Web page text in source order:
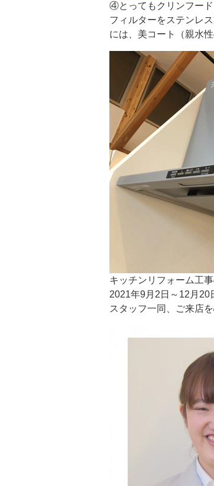
④とってもクリンフード
フィルターをステンレ
には、美コート（親水
キッチンリフォーム工
2021年9月2日～12月
スタッフ一同、ご来店